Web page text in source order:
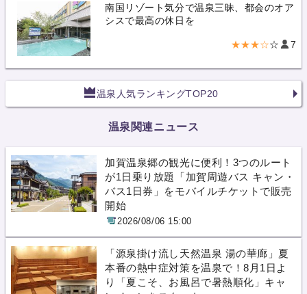
南国リゾート気分で温泉三昧、都会のオア
シスで最高の休日を
★★★☆☆ 7
温泉人気ランキングTOP20
温泉関連ニュース
加賀温泉郷の観光に便利！3つのルート
が1日乗り放題「加賀周遊バス キャン・
バス1日券」をモバイルチケットで販売
開始
2026/08/06 15:00
「源泉掛け流し天然温泉 湯の華廊」夏
本番の熱中症対策を温泉で！8月1日よ
り「夏こそ、お風呂で暑熱順化」キャ